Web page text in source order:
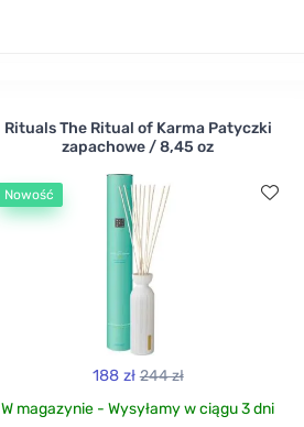
Rituals The Ritual of Karma Patyczki
zapachowe / 8,45 oz
Nowość
188 zł 244 zł
W magazynie - Wysyłamy w ciągu 3 dni